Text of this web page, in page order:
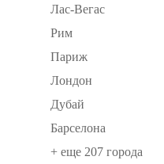
Лас-Вегас
Рим
Париж
Лондон
Дубай
Барселона
+ еще 207 города